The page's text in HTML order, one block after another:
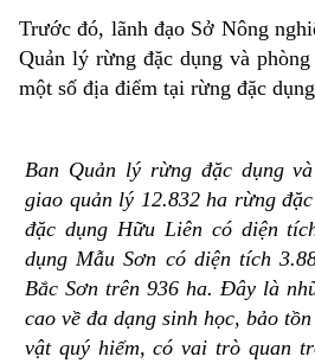
Trước đó, lãnh đạo Sở Nông
Quản lý rừng đặc dụng và
một số địa điểm tại rừng đặc
Ban Quản lý rừng đặc dụng
giao quản lý 12.832 ha rừng
đặc dụng Hữu Liên có diện
dụng Mẫu Sơn có diện tích
Bắc Sơn trên 936 ha. Đây là
cao về đa dạng sinh học, bảo
vật quý hiếm, có vai trò quan